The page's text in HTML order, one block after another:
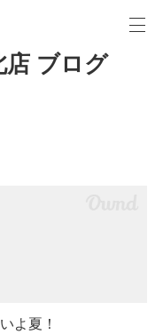
店 ブログ
よ夏！